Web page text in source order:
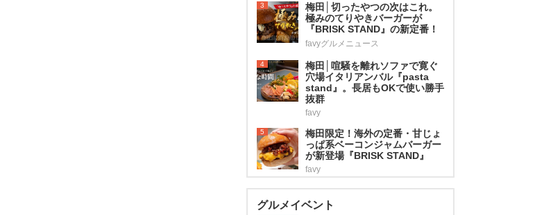
3
梅田│切ったやつの次はこれ。
極みのてりやきバーガーが
『BRISK STAND』の新定番！
favyグルメニュース
4
梅田│喧騒を離れソファで寛ぐ
穴場イタリアンバル『pasta
stand』。長居もOKで使い勝手
抜群
favy
5
梅田限定！海外の定番・甘じょ
っぱ系ベーコンジャムバーガー
が新登場『BRISK STAND』
favy
グルメイベント